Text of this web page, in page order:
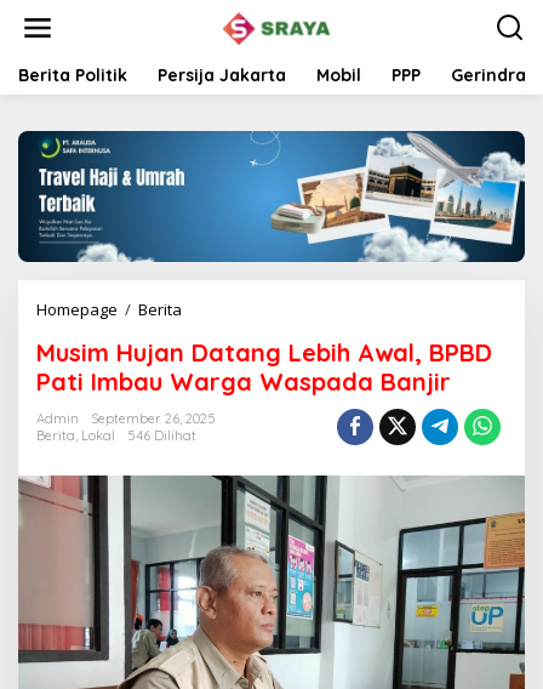
t
Berita Politik Persija Jakarta Mobil PPP Gerindra
Homepage / Berita
s
i
m
H
u
D
a
t
a
g
L
Musim Hujan Datang Lebih Awal, BPBD
Pati Imbau Warga Waspada Banjir
Admin
September 26, 2025
Berita Lokal 546 Dilihat